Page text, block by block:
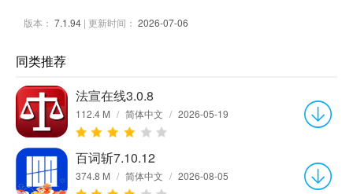
版本： 7.1.94 | 更新时间： 2026-07-06
同类推荐
法宣在线3.0.8
112.4 M / 简体中文 / 2026-05-19
百词斩7.10.12
374.8 M / 简体中文 / 2026-08-05